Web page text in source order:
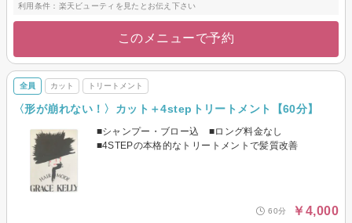
利用条件：楽天ビューティを見たとお伝え下さい
このメニューで予約
全員 カット トリートメント
〈形が崩れない！〉カット＋4stepトリートメント【60分】
■シャンプー・ブロー込 ■ロング料金なし
■4STEPの本格的なトリートメントで髪質改善
60分 ￥4,000